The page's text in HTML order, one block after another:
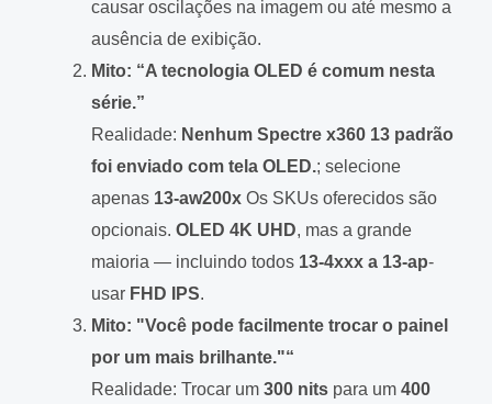
causar oscilações na imagem ou até mesmo a
ausência de exibição.
Mito: “A tecnologia OLED é comum nesta
série.”
Realidade: Nenhum Spectre x360 13 padrão
foi enviado com tela OLED.; selecione
apenas 13-aw200x Os SKUs oferecidos são
opcionais. OLED 4K UHD, mas a grande
maioria — incluindo todos 13-4xxx a 13-ap-
usar FHD IPS.
Mito: "Você pode facilmente trocar o painel
por um mais brilhante."“
Realidade: Trocar um 300 nits para um 400